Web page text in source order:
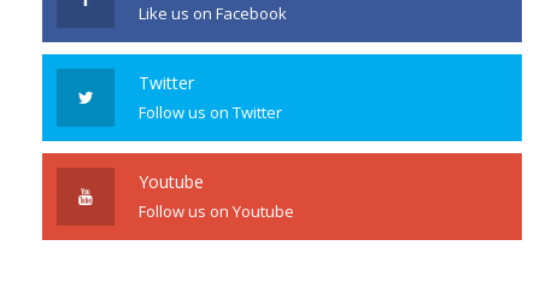
Like us on Facebook
Twitter
Follow us on Twitter
Youtube
Follow us on Youtube